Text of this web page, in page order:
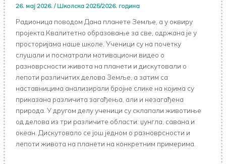
26. мај 2026. / Школска 2025/2026. година
Радионица поводом Дана планете Земље, а у оквиру
пројекта Квалитетно образовање за све, одржана је у
просторијама наше школе. Ученици су на почетку
слушали и посматрали мотивациони видео о
разноврсности живота на планети и дискутовали о
лепоти различитих делова Земље, а затим са
наставницима анализирали бројне слике на којима су
приказана различита загађења, али и незагађена
природа. У другом делу ученици су склапали животиње
од делова из три различите области: џунгла, савана и
океан. Дискутовало се још једном о разноврсности и
лепоти живота на планети на конкретним примерима.